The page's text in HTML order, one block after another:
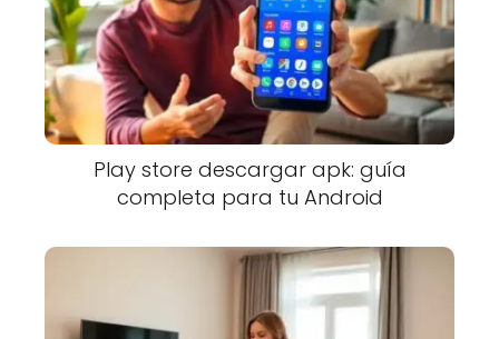
Play store descargar apk: guía
completa para tu Android